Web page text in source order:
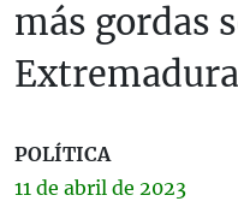
más gordas
POLÍTICA
11 de abril de 2023